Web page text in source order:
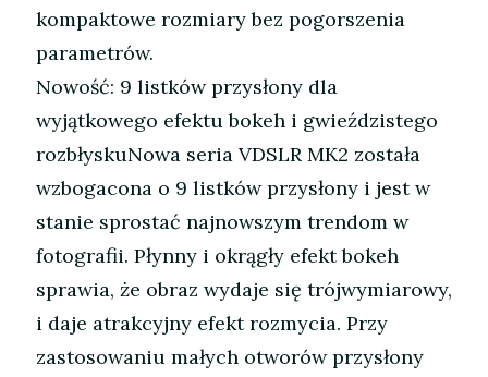
kompaktowe rozmiary bez pogorszenia
parametrów.
Nowość: 9 listków przysłony dla
wyjątkowego efektu bokeh i gwieździstego
rozbłyskuNowa seria VDSLR MK2 została
wzbogacona o 9 listków przysłony i jest w
stanie sprostać najnowszym trendom w
fotografii. Płynny i okrągły efekt bokeh
sprawia, że obraz wydaje się trójwymiarowy,
i daje atrakcyjny efekt rozmycia. Przy
zastosowaniu małych otworów przysłony